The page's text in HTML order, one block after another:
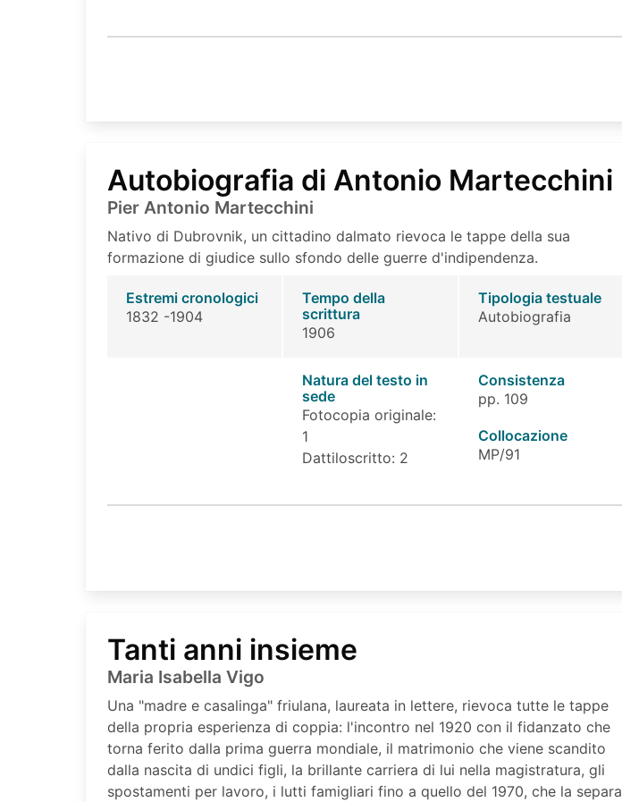
Autobiografia di Antonio Martecchini
Pier Antonio Martecchini
Nativo di Dubrovnik, un cittadino dalmato rievoca le tappe della sua
formazione di giudice sullo sfondo delle guerre d'indipendenza.
Estremi cronologici
1832 -1904
Tempo della
scrittura
1906
Tipologia testuale
Autobiografia
Natura del testo in
sede
Fotocopia originale:
1
Dattiloscritto: 2
Consistenza
pp. 109
Collocazione
MP/91
Tanti anni insieme
Maria Isabella Vigo
Una "madre e casalinga" friulana, laureata in lettere, rievoca tutte le tappe
della propria esperienza di coppia: l'incontro nel 1920 con il fidanzato che
torna ferito dalla prima guerra mondiale, il matrimonio che viene scandito
dalla nascita di undici figli, la brillante carriera di lui nella magistratura, gli
spostamenti per lavoro, i lutti famigliari fino a quello del 1970, che la separa